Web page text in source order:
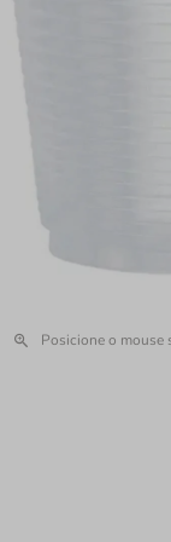
Posicione o mouse